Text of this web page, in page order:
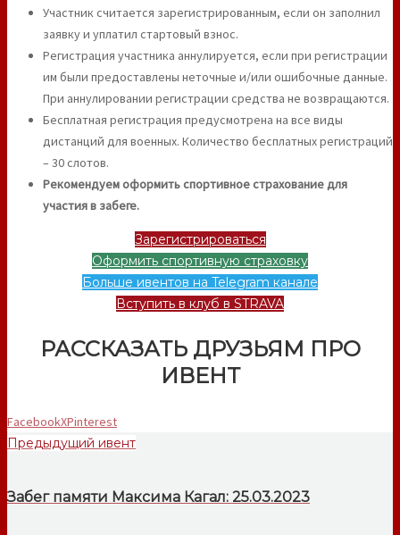
Участник считается зарегистрированным, если он заполнил
заявку и уплатил стартовый взнос.
Регистрация участника аннулируется, если при регистрации
им были предоставлены неточные и/или ошибочные данные.
При аннулировании регистрации средства не возвращаются.
Бесплатная регистрация предусмотрена на все виды
дистанций для военных. Количество бесплатных регистраций
– 30 слотов.
Рекомендуем оформить спортивное страхование для
участия в забеге.
Зарегистрироваться
Оформить спортивную страховку
Больше ивентов на Telegram канале
Вступить в клуб в STRAVA
РАССКАЗАТЬ ДРУЗЬЯМ ПРО
ИВЕНТ
FacebookXPinterest
Предыдущий ивент
Забег памяти Максима Кагал: 25.03.2023